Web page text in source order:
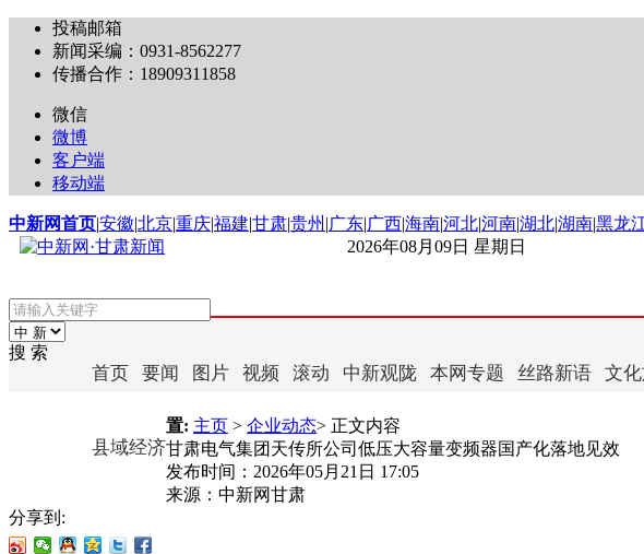
投稿邮箱
新闻采编：0931-8562277
传播合作：18909311858
微信
微博
客户端
移动端
中新网首页|安徽|北京|重庆|福建|甘肃|贵州 |广东|广西|海南|河北|河南|湖北|湖南|黑龙
2026年08月09日 星期日
搜 索
首页 要闻 图片 视频 滚动 中新观陇 本网专题 丝路新语 文
县域经济
置: 主页 > 企业动态> 正文内容
甘肃电气集团天传所公司低压大容量变频器国产化落地见效
发布时间： 2026年05月21日 17:05
来源： 中新网甘肃
分享到: